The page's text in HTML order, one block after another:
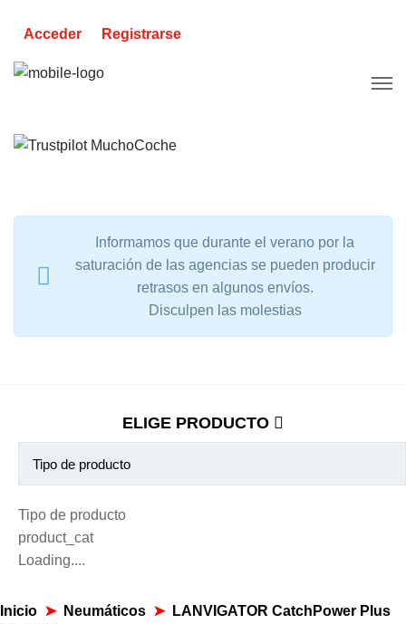
Acceder Registrarse
Informamos que durante el verano por la
saturación de las agencias se pueden producir
retrasos en algunos envíos.
Disculpen las molestias
Inicio ➤ Neumáticos ➤ LANVIGATOR CatchPower Plus
ELIGE PRODUCTO
Tipo de producto
product_cat
Loading....